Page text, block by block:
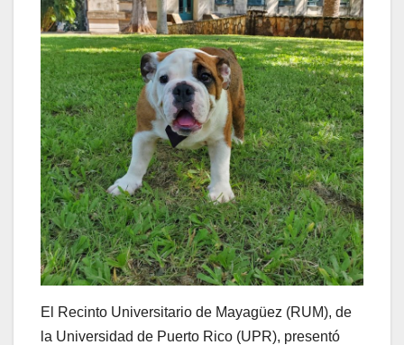
El Recinto Universitario de Mayagüez (RUM), de
la Universidad de Puerto Rico (UPR), presentó